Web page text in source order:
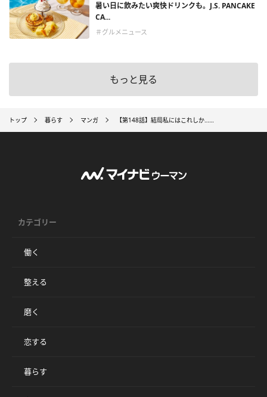
暑い日に飲みたい爽快ドリンクも。J.S. PANCAKE
CA...
＃グルメニュース
もっと見る
トップ 暮らす マンガ 【第148話】結局私にはこれしか……
カテゴリー
働く
整える
磨く
恋する
暮らす